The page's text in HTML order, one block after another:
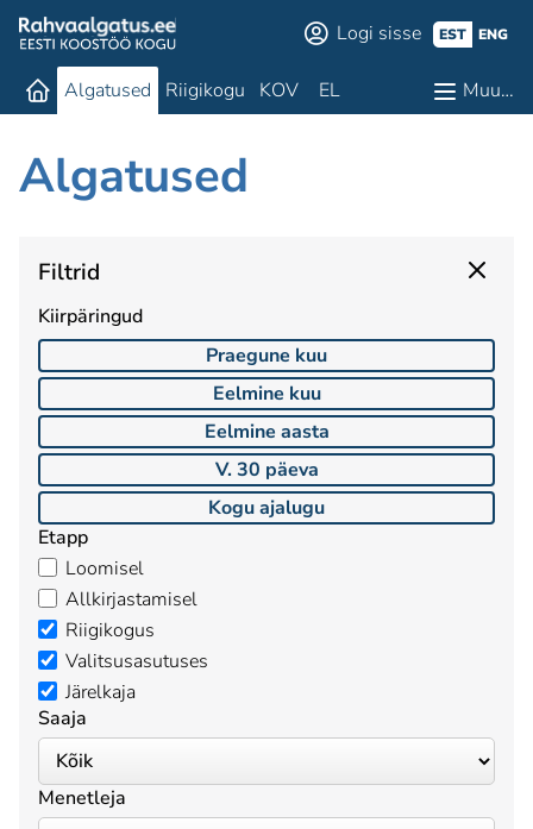
Logi sisse EST ENG
Algatused Riigikogu KOV EL Muu…
Algatused
Filtrid
Kiirpäringud
Praegune kuu
Eelmine kuu
Eelmine aasta
V. 30 päeva
Kogu ajalugu
Etapp
Loomisel
Allkirjastamisel
Riigikogus
Valitsusasutuses
Järelkaja
Saaja
Menetleja